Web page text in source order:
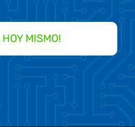
MISMO!